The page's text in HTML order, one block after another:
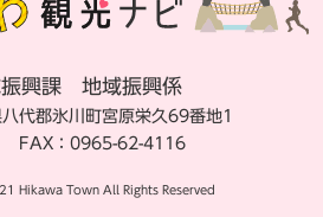
興課 地域振興係
代郡氷川町宮原栄久69番地1
FAX：0965-62-4116
Hikawa Town All Rights Reserved